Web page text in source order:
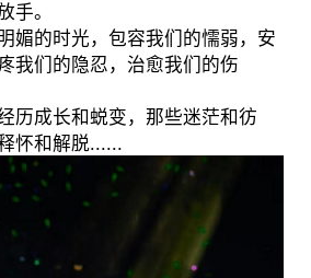
手。
媚的时光，包容我们的懦弱，安
我们的隐忍，治愈我们的伤
历成长和蜕变，那些迷茫和彷
怀和解脱......